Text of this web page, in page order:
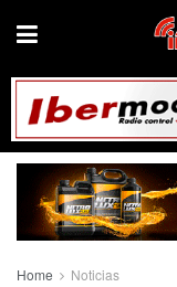
Home Noticias